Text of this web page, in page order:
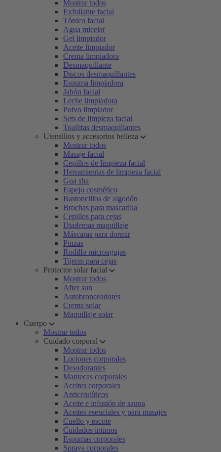
Mostrar todos
Exfoliante facial
Tónico facial
Agua micelar
Gel limpiador
Aceite limpiador
Crema limpiadora
Desmaquillante
Discos desmaquillantes
Espuma limpiadora
Jabón facial
Leche limpiadora
Polvo limpiador
Sets de limpieza facial
Toallitas desmaquillantes
Utensilios y accesorios belleza
Mostrar todos
Masaje facial
Cepillos de limpieza facial
Herramientas de limpieza facial
Gua sha
Espejo cosmético
Bastoncillos de algodón
Brochas para mascarilla
Cepillos para cejas
Diademas maquillaje
Máscaras para dormir
Pinzas
Rodillo microagujas
Tijeras para cejas
Protector solar facial
Mostrar todos
After sun
Autobronceadores
Crema solar
Maquillaje solar
Cuerpo
Mostrar todos
Cuidado corporal
Mostrar todos
Lociones corporales
Desodorantes
Mantecas corporales
Aceites corporales
Anticelulíticos
Aceite e infusión de sauna
Aceites esenciales y para masajes
Cuello y escote
Cuidados íntimos
Espumas corporales
Sprays corporales